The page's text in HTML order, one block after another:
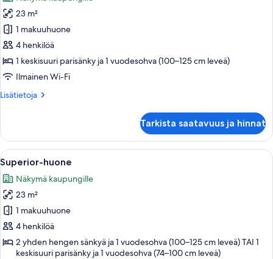
Superior-
huone,
parveke
kuvat
23 m²
1 makuuhuone
4 henkilöä
1 keskisuuri parisänky ja 1 vuodesohva (100–125 cm leveä)
Ilmainen Wi-Fi
Lisätietoja
Lisätietoja
parveke
Tarkista saatavuus ja hinnat
Avaa
kaikki
huonetyypin
Superior-
huone
kuvat
Moderni makuuhuone, jossa on
4
Superior-huone
Näkymä kaupungille
23 m²
1 makuuhuone
4 henkilöä
2 yhden hengen sänkyä ja 1 vuodesohva (100–125 cm leveä) TAI 1
keskisuuri parisänky ja 1 vuodesohva (74–100 cm leveä)